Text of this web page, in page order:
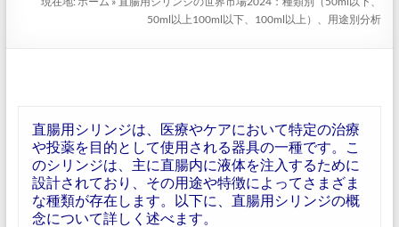
50ml以上100ml以下、100ml以上）、用途別分析
直腸用シリンジは、医療やケアにおいて特定の治療
や投薬を目的として使用される器具の一種です。こ
のシリンジは、主に直腸内に液体を注入するために
設計されており、その用途や特徴によってさまざま
な種類が存在します。以下に、直腸用シリンジの概
念について詳しく述べます。